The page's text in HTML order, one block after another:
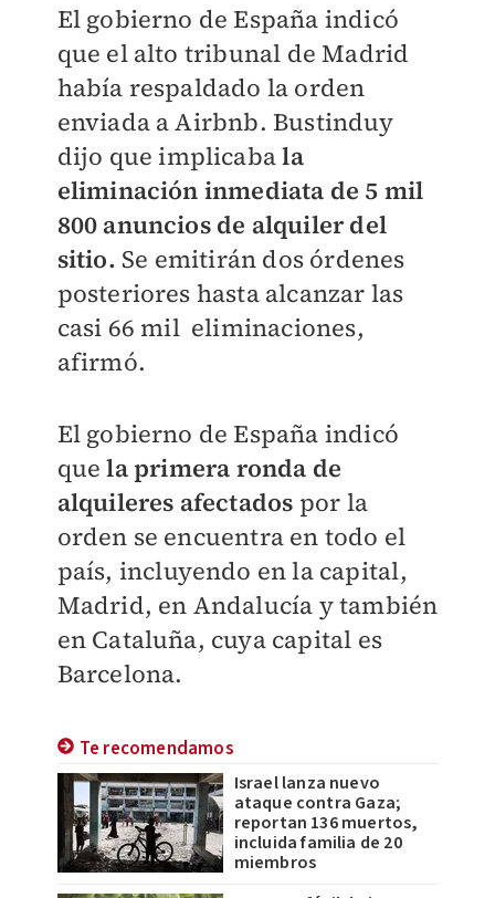
El gobierno de España indicó
que el alto tribunal de Madrid
había respaldado la orden
enviada a Airbnb. Bustinduy
dijo que implicabala
eliminación inmediata de 5 mil
800 anuncios de alquiler del
sitio. Se emitirán dos órdenes
posteriores hasta alcanzar las
casi 66 mil eliminaciones,
afirmó.
El gobierno de España indicó
que la primera ronda de
alquileres afectados por la
orden se encuentra en todo el
país, incluyendo en la capital,
Madrid, en Andalucía y también
en Cataluña, cuya capital es
Barcelona.
Te recomendamos
Israel lanza nuevo
ataque contra Gaza;
reportan 136 muertos,
incluida familia de 20
miembros